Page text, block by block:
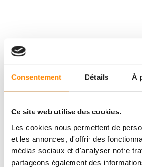
Consentement Détails À
Ce site web utilise des cookies.
Les cookies nous permettent de
et les annonces, d'offrir des
médias sociaux et d'analyser notre
partageons également des